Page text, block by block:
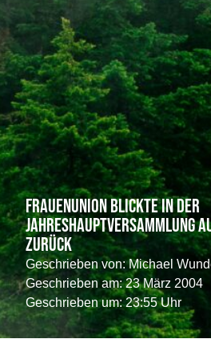
Frauenunion blickte in der
Jahreshauptversammlung
zurück
Geschrieben von:Michael
Geschrieben am: 23 März 2004
Geschrieben um: 23:55 Uhr